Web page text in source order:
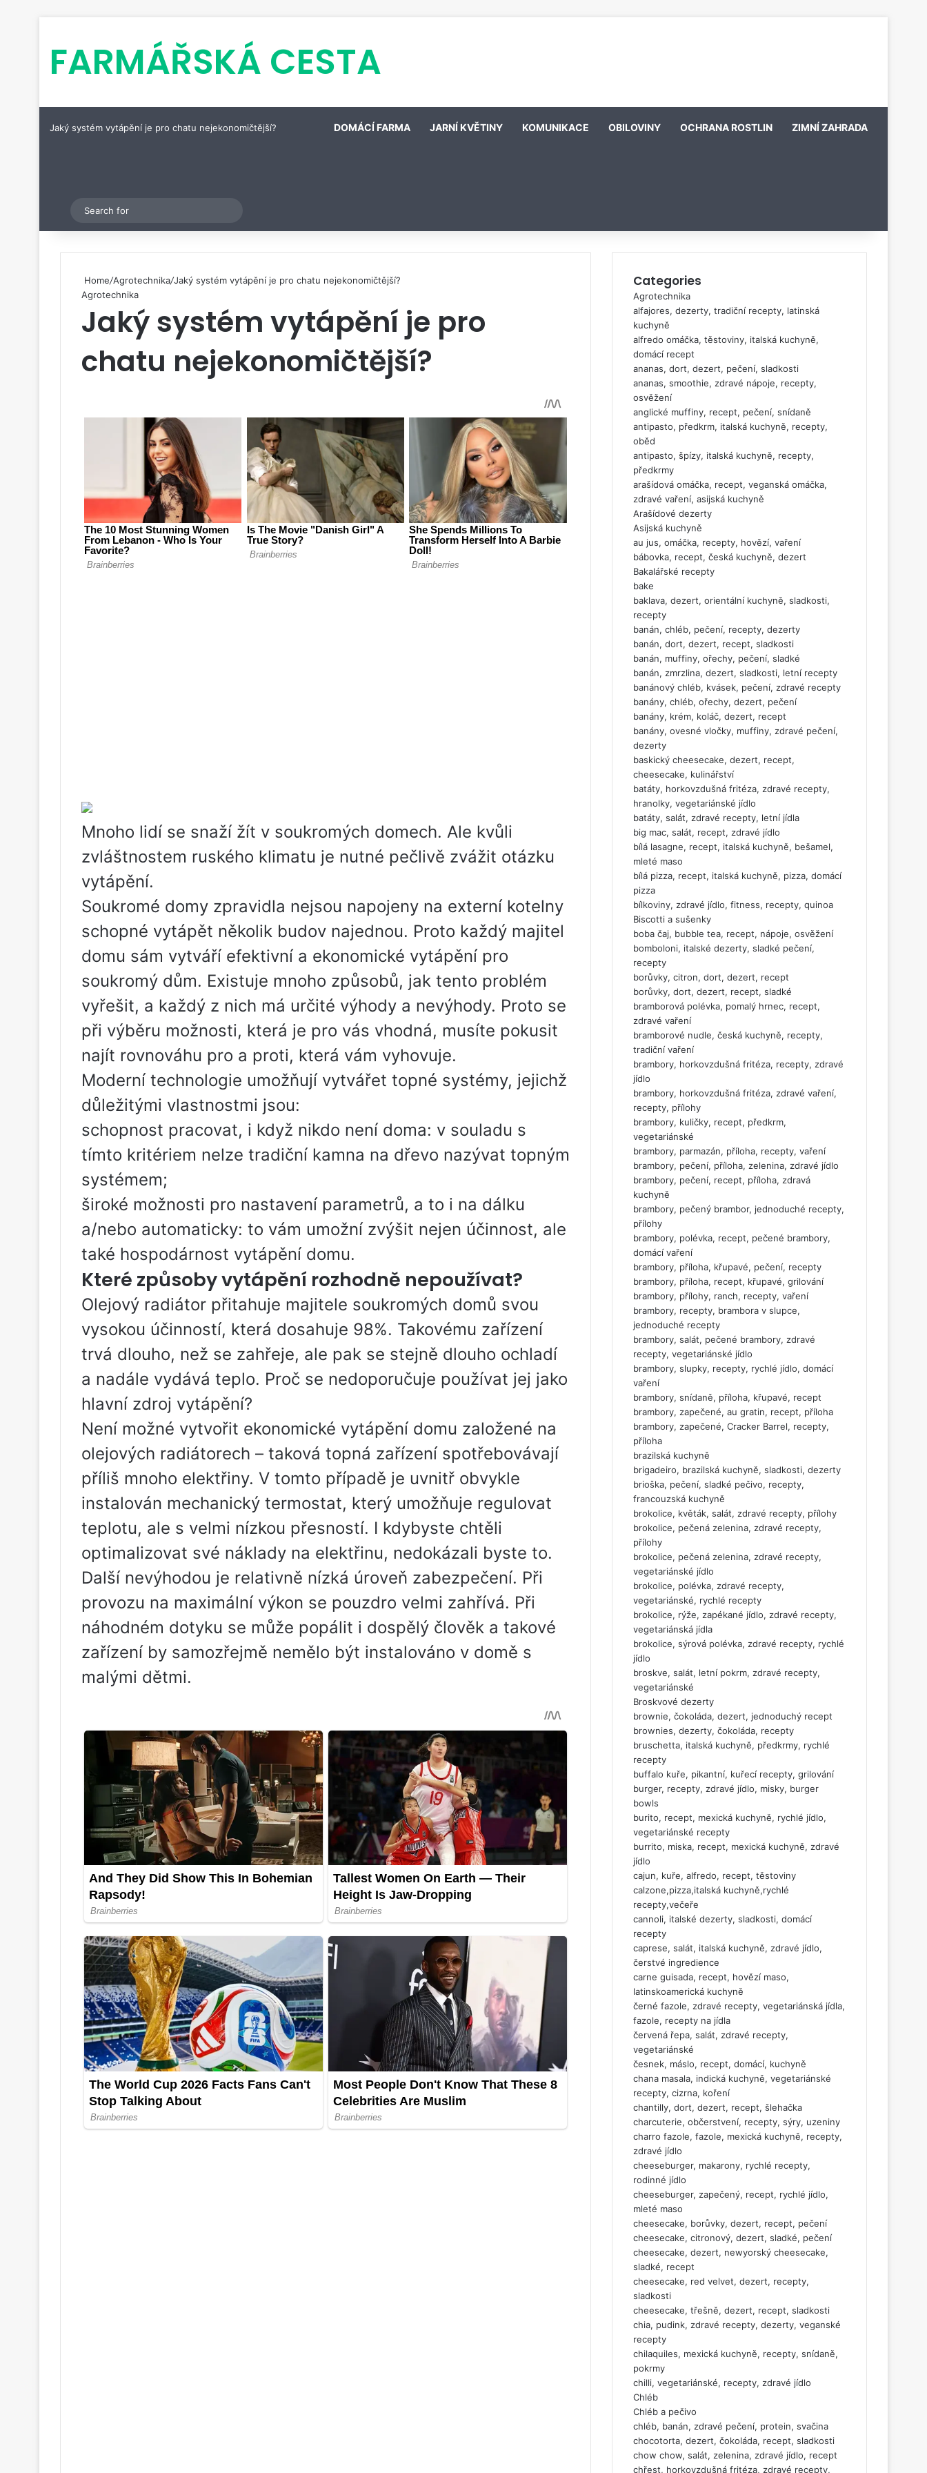
FARMÁŘSKÁ CESTA
Jaký systém vytápění je pro chatu nejekonomičtější? DOMÁCÍ FARMA JARNÍ KVĚTINY KOMUNIKACE OBILOVINY OCHRANA ROSTLIN ZIMNÍ ZAHRADA
Switch skin
for
Home/Agrotechnika/Jaký systém vytápění je pro chatu nejekonomičtější?
Agrotechnika
Jaký systém vytápění je pro
chatu nejekonomičtější?
Mnoho lidí se snaží žít v soukromých domech. Ale kvůli
zvláštnostem ruského klimatu je nutné pečlivě zvážit otázku
vytápění.
Soukromé domy zpravidla nejsou napojeny na externí kotelny
schopné vytápět několik budov najednou. Proto každý majitel
domu sám vytváří efektivní a ekonomické vytápění pro
soukromý dům. Existuje mnoho způsobů, jak tento problém
vyřešit, a každý z nich má určité výhody a nevýhody. Proto se
při výběru možnosti, která je pro vás vhodná, musíte pokusit
najít rovnováhu pro a proti, která vám vyhovuje.
Moderní technologie umožňují vytvářet topné systémy, jejichž
důležitými vlastnostmi jsou:
schopnost pracovat, i když nikdo není doma: v souladu s
tímto kritériem nelze tradiční kamna na dřevo nazývat topným
systémem;
široké možnosti pro nastavení parametrů, a to i na dálku
a/nebo automaticky: to vám umožní zvýšit nejen účinnost, ale
také hospodárnost vytápění domu.
Které způsoby vytápění rozhodně nepoužívat?
Olejový radiátor přitahuje majitele soukromých domů svou
vysokou účinností, která dosahuje 98%. Takovému zařízení
trvá dlouho, než se zahřeje, ale pak se stejně dlouho ochladí
a nadále vydává teplo. Proč se nedoporučuje používat jej jako
hlavní zdroj vytápění?
Není možné vytvořit ekonomické vytápění domu založené na
olejových radiátorech – taková topná zařízení spotřebovávají
příliš mnoho elektřiny. V tomto případě je uvnitř obvykle
instalován mechanický termostat, který umožňuje regulovat
teplotu, ale s velmi nízkou přesností. I kdybyste chtěli
optimalizovat své náklady na elektřinu, nedokázali byste to.
Další nevýhodou je relativně nízká úroveň zabezpečení. Při
provozu na maximální výkon se pouzdro velmi zahřívá. Při
náhodném dotyku se může popálit i dospělý člověk a takové
zařízení by samozřejmě nemělo být instalováno v domě s
malými dětmi.
Categories
Agrotechnika
alfajores, dezerty, tradiční recepty, latinská
kuchyně
alfredo omáčka, těstoviny, italská kuchyně,
domácí recept
ananas, dort, dezert, pečení, sladkosti
ananas, smoothie, zdravé nápoje, recepty,
osvěžení
anglické muffiny, recept, pečení, snídaně
antipasto, předkrm, italská kuchyně, recepty,
oběd
antipasto, špízy, italská kuchyně, recepty,
předkrmy
arašídová omáčka, recept, veganská omáčka,
zdravé vaření, asijská kuchyně
Arašídové dezerty
Asijská kuchyně
au jus, omáčka, recepty, hovězí, vaření
bábovka, recept, česká kuchyně, dezert
Bakalářské recepty
bake
baklava, dezert, orientální kuchyně, sladkosti,
recepty
banán, chléb, pečení, recepty, dezerty
banán, dort, dezert, recept, sladkosti
banán, muffiny, ořechy, pečení, sladké
banán, zmrzlina, dezert, sladkosti, letní recepty
banánový chléb, kvásek, pečení, zdravé recepty
banány, chléb, ořechy, dezert, pečení
banány, krém, koláč, dezert, recept
banány, ovesné vločky, muffiny, zdravé pečení,
dezerty
baskický cheesecake, dezert, recept,
cheesecake, kulinářství
batáty, horkovzdušná fritéza, zdravé recepty,
hranolky, vegetariánské jídlo
batáty, salát, zdravé recepty, letní jídla
big mac, salát, recept, zdravé jídlo
bílá lasagne, recept, italská kuchyně, bešamel,
mleté maso
bílá pizza, recept, italská kuchyně, pizza, domácí
pizza
bílkoviny, zdravé jídlo, fitness, recepty, quinoa
Biscotti a sušenky
boba čaj, bubble tea, recept, nápoje, osvěžení
bomboloni, italské dezerty, sladké pečení,
recepty
borůvky, citron, dort, dezert, recept
borůvky, dort, dezert, recept, sladké
bramborová polévka, pomalý hrnec, recept,
zdravé vaření
bramborové nudle, česká kuchyně, recepty,
tradiční vaření
brambory, horkovzdušná fritéza, recepty, zdravé
jídlo
brambory, horkovzdušná fritéza, zdravé vaření,
recepty, přílohy
brambory, kuličky, recept, předkrm,
vegetariánské
brambory, parmazán, příloha, recepty, vaření
brambory, pečení, příloha, zelenina, zdravé jídlo
brambory, pečení, recept, příloha, zdravá
kuchyně
brambory, pečený brambor, jednoduché recepty,
přílohy
brambory, polévka, recept, pečené brambory,
domácí vaření
brambory, příloha, křupavé, pečení, recepty
brambory, příloha, recept, křupavé, grilování
brambory, přílohy, ranch, recepty, vaření
brambory, recepty, brambora v slupce,
jednoduché recepty
brambory, salát, pečené brambory, zdravé
recepty, vegetariánské jídlo
brambory, slupky, recepty, rychlé jídlo, domácí
vaření
brambory, snídaně, příloha, křupavé, recept
brambory, zapečené, au gratin, recept, příloha
brambory, zapečené, Cracker Barrel, recepty,
příloha
brazilská kuchyně
brigadeiro, brazilská kuchyně, sladkosti, dezerty
brioška, pečení, sladké pečivo, recepty,
francouzská kuchyně
brokolice, květák, salát, zdravé recepty, přílohy
brokolice, pečená zelenina, zdravé recepty,
přílohy
brokolice, pečená zelenina, zdravé recepty,
vegetariánské jídlo
brokolice, polévka, zdravé recepty,
vegetariánské, rychlé recepty
brokolice, rýže, zapékané jídlo, zdravé recepty,
vegetariánská jídla
brokolice, sýrová polévka, zdravé recepty, rychlé
jídlo
broskve, salát, letní pokrm, zdravé recepty,
vegetariánské
Broskvové dezerty
brownie, čokoláda, dezert, jednoduchý recept
brownies, dezerty, čokoláda, recepty
bruschetta, italská kuchyně, předkrmy, rychlé
recepty
buffalo kuře, pikantní, kuřecí recepty, grilování
burger, recepty, zdravé jídlo, misky, burger
bowls
burito, recept, mexická kuchyně, rychlé jídlo,
vegetariánské recepty
burrito, miska, recept, mexická kuchyně, zdravé
jídlo
cajun, kuře, alfredo, recept, těstoviny
calzone,pizza,italská kuchyně,rychlé
recepty,večeře
cannoli, italské dezerty, sladkosti, domácí
recepty
caprese, salát, italská kuchyně, zdravé jídlo,
čerstvé ingredience
carne guisada, recept, hovězí maso,
latinskoamerická kuchyně
černé fazole, zdravé recepty, vegetariánská jídla,
fazole, recepty na jídla
červená řepa, salát, zdravé recepty,
vegetariánské
česnek, máslo, recept, domácí, kuchyně
chana masala, indická kuchyně, vegetariánské
recepty, cizrna, koření
chantilly, dort, dezert, recept, šlehačka
charcuterie, občerstvení, recepty, sýry, uzeniny
charro fazole, fazole, mexická kuchyně, recepty,
zdravé jídlo
cheeseburger, makarony, rychlé recepty,
rodinné jídlo
cheeseburger, zapečený, recept, rychlé jídlo,
mleté maso
cheesecake, borůvky, dezert, recept, pečení
cheesecake, citronový, dezert, sladké, pečení
cheesecake, dezert, newyorský cheesecake,
sladké, recept
cheesecake, red velvet, dezert, recepty,
sladkosti
cheesecake, třešně, dezert, recept, sladkosti
chia, pudink, zdravé recepty, dezerty, veganské
recepty
chilaquiles, mexická kuchyně, recepty, snídaně,
pokrmy
chilli, vegetariánské, recepty, zdravé jídlo
Chléb
Chléb a pečivo
chléb, banán, zdravé pečení, protein, svačina
chocotorta, dezert, čokoláda, recept, sladkosti
chow chow, salát, zelenina, zdravé jídlo, recept
chřest, horkovzdušná fritéza, zdravé recepty,